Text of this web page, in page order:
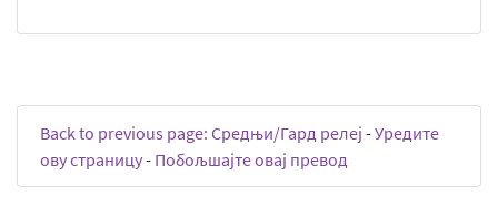
Back to previous page: Средњи/Гард релеј -Уредите
ову страницу- Побољшајте овај превод